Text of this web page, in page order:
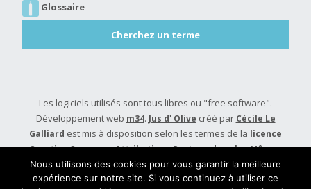
Glossaire
Cherchez un terme
Les logiciels utilisés sont tous libres ou "free software".
Développement web m34. Jus d' Olive créé par Cécile Le
Galliard est mis à disposition selon les termes de la licence
Creative Commons Attribution - Partage dans les Mêmes
Conditions 4.0 International.
Built withMake. Your friendly WordPress page builder theme.
Nous utilisons des cookies pour vous garantir la meilleure
expérience sur notre site. Si vous continuez à utiliser ce